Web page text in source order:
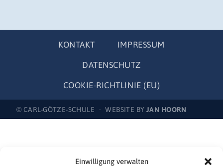
Einwilligung verwalten
KONTAKT IMPRESSUM
DATENSCHUTZ
COOKIE-RICHTLINIE (EU)
© CARL-GÖTZE-SCHULE · WEBSITE BYJAN HOORN